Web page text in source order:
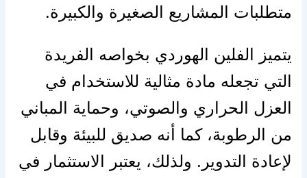
متطلبات المشاريع الصغيرة والكبيرة.
يتميز الفلين الهوردي بخواصه الفريدة
التي تجعله مادة مثالية للاستخدام في
العزل الحراري والصوتي، وحماية المباني
من الرطوبة، كما أنه صديق للبيئة وقابل
لإعادة التدوير. ولذلك، يعتبر الاستثمار في